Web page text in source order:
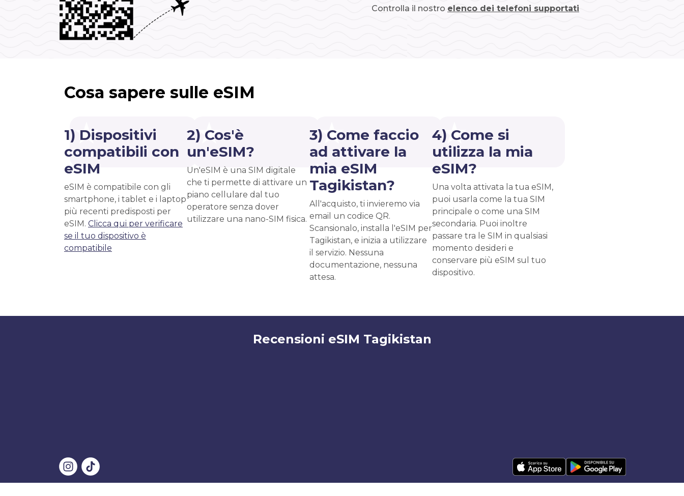
Controlla il nostro elenco dei telefoni supportati
Cosa sapere sulle eSIM
1) Dispositivi
compatibili con
eSIM
eSIM è compatibile con gli
smartphone, i tablet e i laptop
più recenti predisposti per
eSIM. Clicca qui per verificare
se il tuo dispositivo è
compatibile
2) Cos'è
un'eSIM?
Un'eSIM è una SIM digitale
che ti permette di attivare un
piano cellulare dal tuo
operatore senza dover
utilizzare una nano-SIM fisica.
3) Come faccio
ad attivare la
mia eSIM
Tagikistan?
All'acquisto, ti invieremo via
email un codice QR.
Scansionalo, installa l'eSIM per
Tagikistan, e inizia a utilizzare
il servizio. Nessuna
documentazione, nessuna
attesa.
4) Come si
utilizza la mia
eSIM?
Una volta attivata la tua eSIM,
puoi usarla come la tua SIM
principale o come una SIM
secondaria. Puoi inoltre
passare tra le SIM in qualsiasi
momento desideri e
conservare più eSIM sul tuo
dispositivo.
Recensioni eSIM Tagikistan